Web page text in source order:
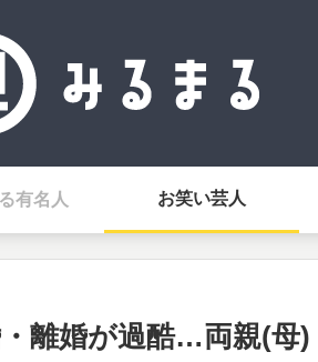
有名人 お笑い芸人
離婚が過酷…両親(母)